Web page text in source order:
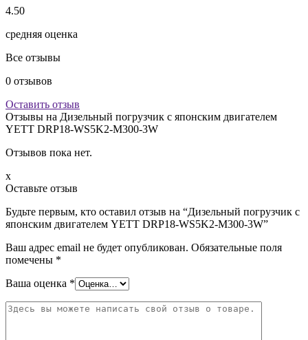
4.50
средняя оценка
Все отзывы
0 отзывов
Оставить отзыв
Отзывы на Дизельный погрузчик с японским двигателем
YETT DRP18-WS5K2-M300-3W
Отзывов пока нет.
x
Оставьте отзыв
Будьте первым, кто оставил отзыв на “Дизельный погрузчик с
японским двигателем YETT DRP18-WS5K2-M300-3W”
Ваш адрес email не будет опубликован. Обязательные поля
помечены *
Ваша оценка *